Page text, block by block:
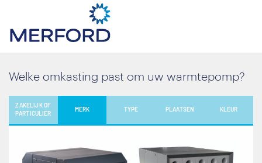
Welke omkasting past om uw warmtepomp?
ZAKELIJK OF
PARTICULIER
MERK TYPE PLAATSEN KLEUR